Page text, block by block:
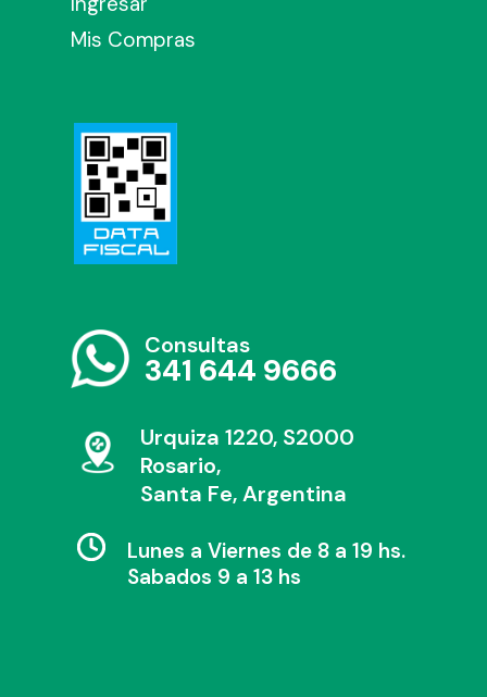
Mis Compras
Consultas
341 644 9666
Urquiza 1220, S2000
Rosario,
Santa Fe, Argentina
Lunes a Viernes de 8 a 19 hs.
Sabados 9 a 13 hs